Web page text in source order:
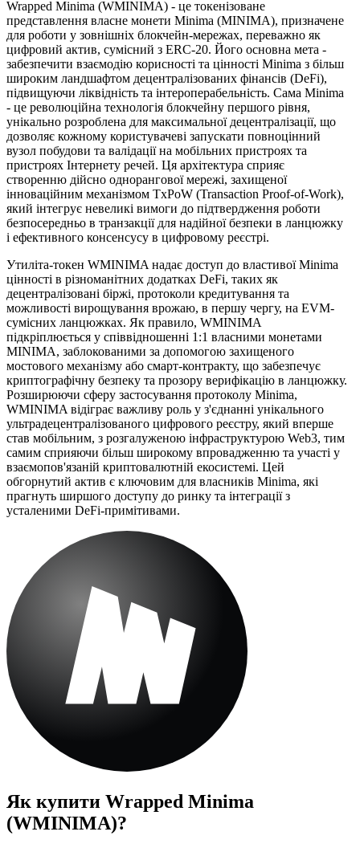
Wrapped Minima (WMINIMA) - це токенізоване
представлення власне монети Minima (MINIMA), призначене
для роботи у зовнішніх блокчейн-мережах, переважно як
цифровий актив, сумісний з ERC-20. Його основна мета -
забезпечити взаємодію корисності та цінності Minima з більш
широким ландшафтом децентралізованих фінансів (DeFi),
підвищуючи ліквідність та інтероперабельність. Сама Minima
- це революційна технологія блокчейну першого рівня,
унікально розроблена для максимальної децентралізації, що
дозволяє кожному користувачеві запускати повноцінний
вузол побудови та валідації на мобільних пристроях та
пристроях Інтернету речей. Ця архітектура сприяє
створенню дійсно однорангової мережі, захищеної
інноваційним механізмом TxPoW (Transaction Proof-of-Work),
який інтегрує невеликі вимоги до підтвердження роботи
безпосередньо в транзакції для надійної безпеки в ланцюжку
і ефективного консенсусу в цифровому реєстрі.
Утиліта-токен WMINIMA надає доступ до властивої Minima
цінності в різноманітних додатках DeFi, таких як
децентралізовані біржі, протоколи кредитування та
можливості вирощування врожаю, в першу чергу, на EVM-
сумісних ланцюжках. Як правило, WMINIMA
підкріплюється у співвідношенні 1:1 власними монетами
MINIMA, заблокованими за допомогою захищеного
мостового механізму або смарт-контракту, що забезпечує
криптографічну безпеку та прозору верифікацію в ланцюжку.
Розширюючи сферу застосування протоколу Minima,
WMINIMA відіграє важливу роль у з'єднанні унікального
ультрадецентралізованого цифрового реєстру, який вперше
став мобільним, з розгалуженою інфраструктурою Web3, тим
самим сприяючи більш широкому впровадженню та участі у
взаємопов'язаній криптовалютній екосистемі. Цей
обгорнутий актив є ключовим для власників Minima, які
прагнуть ширшого доступу до ринку та інтеграції з
усталеними DeFi-примітивами.
Як купити Wrapped Minima
(WMINIMA)?